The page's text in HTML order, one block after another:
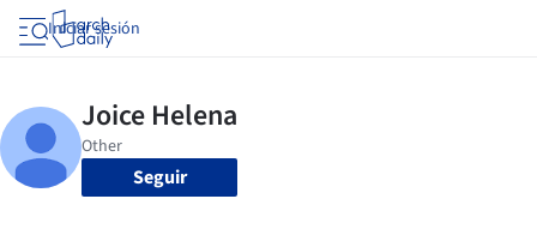
Iniciar sesión
Seguir